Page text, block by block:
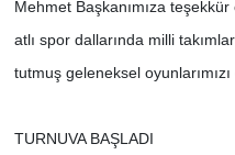
Mehmet Başkanımıza
atlı spor dallarında milli
tutmuş geleneksel
TURNUVA BAŞLADI